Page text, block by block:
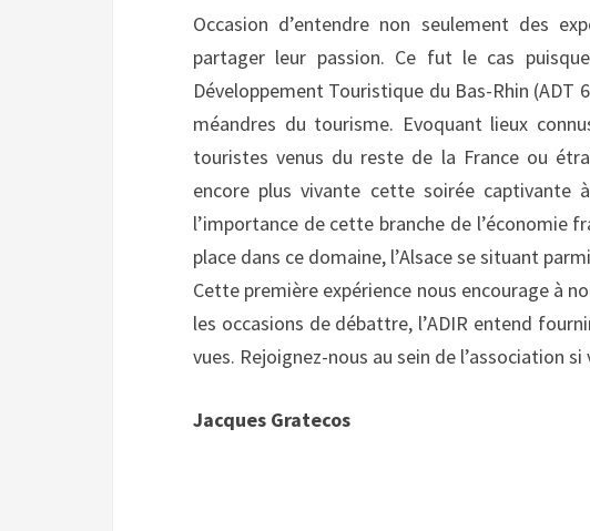
Occasion d’entendre non seulement des
partager leur passion. Ce fut le cas
Développement Touristique du Bas-Rhin (ADT
méandres du tourisme. Evoquant lieux
touristes venus du reste de la France ou
encore plus vivante cette soirée
l’importance de cette branche de l’économie
place dans ce domaine, l’Alsace se situant
Cette première expérience nous encourage à
les occasions de débattre, l’ADIR entend
vues. Rejoignez-nous au sein de l’association
Jacques Gratecos